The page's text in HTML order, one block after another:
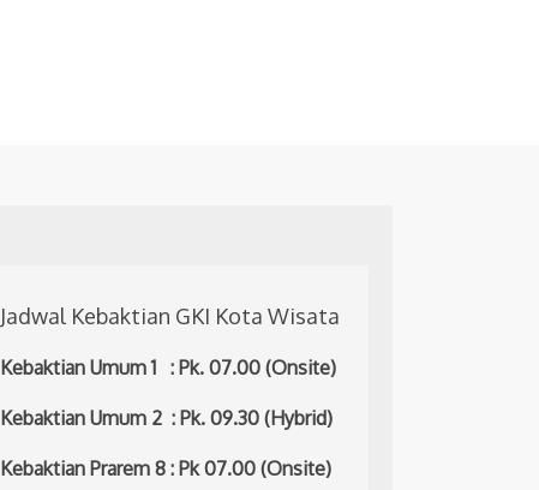
Jadwal Kebaktian GKI Kota Wisata
Kebaktian Umum 1 : Pk. 07.00 (Onsite)
Kebaktian Umum 2 : Pk. 09.30 (Hybrid)
Kebaktian Prarem 8 : Pk 07.00 (Onsite)